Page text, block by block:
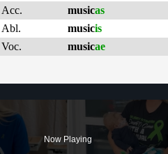
Acc.
musicas
Abl.
musicis
Voc.
musicae
Now Playing